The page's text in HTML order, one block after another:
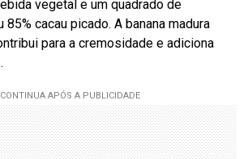
vegetal e um quadrado de
85% cacau picado. A banana madura
para a cremosidade e adiciona